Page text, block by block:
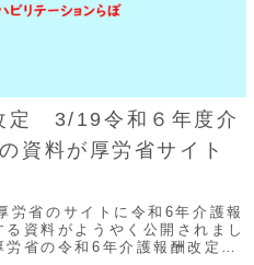
定 3/19令和６年度介
資料が厚労省サイト
省のサイトに令和6年介護報
資料がようやく公開されまし
省の令和6年介護報酬改定ま